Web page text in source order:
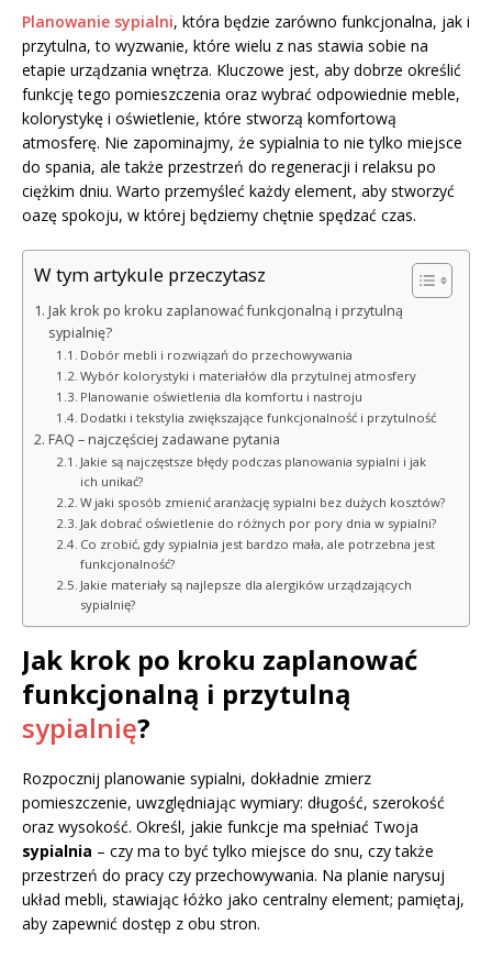
Planowanie sypialni, która będzie zarówno funkcjonalna, jak i
przytulna, to wyzwanie, które wielu z nas stawia sobie na
etapie urządzania wnętrza. Kluczowe jest, aby dobrze określić
funkcję tego pomieszczenia oraz wybrać odpowiednie meble,
kolorystykę i oświetlenie, które stworzą komfortową
atmosferę. Nie zapominajmy, że sypialnia to nie tylko miejsce
do spania, ale także przestrzeń do regeneracji i relaksu po
ciężkim dniu. Warto przemyśleć każdy element, aby stworzyć
oazę spokoju, w której będziemy chętnie spędzać czas.
W tym artykule przeczytasz
Jak krok po kroku zaplanować funkcjonalną i przytulną
sypialnię?
Dobór mebli i rozwiązań do przechowywania
Wybór kolorystyki i materiałów dla przytulnej atmosfery
Planowanie oświetlenia dla komfortu i nastroju
Dodatki i tekstylia zwiększające funkcjonalność i przytulność
FAQ – najczęściej zadawane pytania
Jakie są najczęstsze błędy podczas planowania sypialni i jak
ich unikać?
W jaki sposób zmienić aranżację sypialni bez dużych kosztów?
Jak dobrać oświetlenie do różnych por pory dnia w sypialni?
Co zrobić, gdy sypialnia jest bardzo mała, ale potrzebna jest
funkcjonalność?
Jakie materiały są najlepsze dla alergików urządzających
sypialnię?
Jak krok po kroku zaplanować
funkcjonalną i przytulną
sypialnię?
Rozpocznij planowanie sypialni, dokładnie zmierz
pomieszczenie, uwzględniając wymiary: długość, szerokość
oraz wysokość. Określ, jakie funkcje ma spełniać Twoja
sypialnia – czy ma to być tylko miejsce do snu, czy także
przestrzeń do pracy czy przechowywania. Na planie narysuj
układ mebli, stawiając łóżko jako centralny element; pamiętaj,
aby zapewnić dostęp z obu stron.